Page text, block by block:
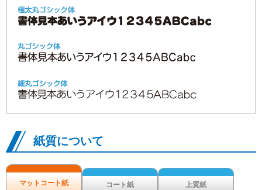
紙質について
マットコート紙 コート紙 上質紙